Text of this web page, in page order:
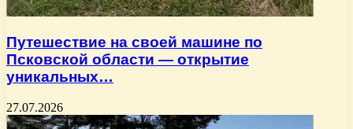
Путешествие на своей машине по
Псковской области — открытие
уникальных…
27.07.2026